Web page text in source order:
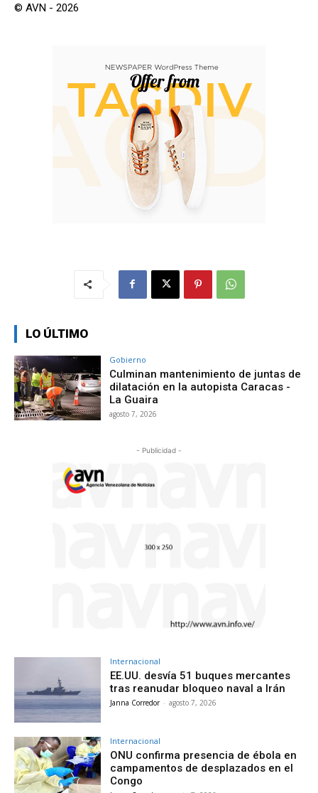
© AVN - 2026
LO ÚLTIMO
Gobierno
Culminan mantenimiento de juntas de
dilatación en la autopista Caracas -
La Guaira
agosto 7, 2026
- Publicidad -
Internacional
EE.UU. desvía 51 buques mercantes
tras reanudar bloqueo naval a Irán
Janna Corredor - agosto 7, 2026
Internacional
ONU confirma presencia de ébola en
campamentos de desplazados en el
Congo